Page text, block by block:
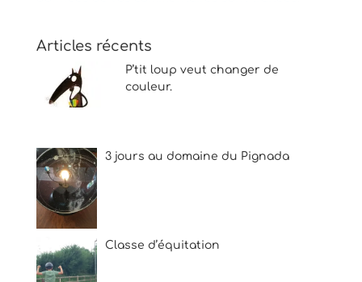
Articles récents
P’tit loup veut changer de
couleur.
3 jours au domaine du Pignada
Classe d’équitation